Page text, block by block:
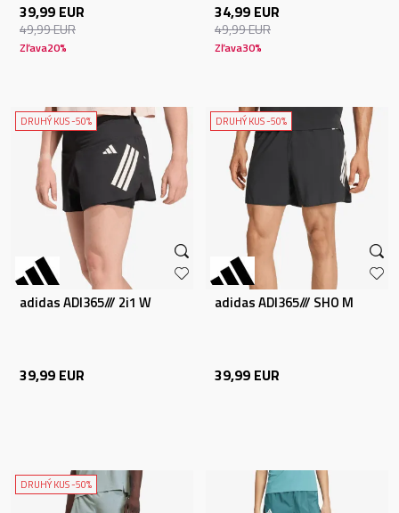
39,99 EUR
49,99EUR
Zľava20%
34,99 EUR
49,99EUR
Zľava30%
DRUHÝ KUS -50%
adidas ADI365/// 2i1 W
39,99 EUR
DRUHÝ KUS -50%
adidas ADI365/// SHO M
39,99 EUR
DRUHÝ KUS -50%